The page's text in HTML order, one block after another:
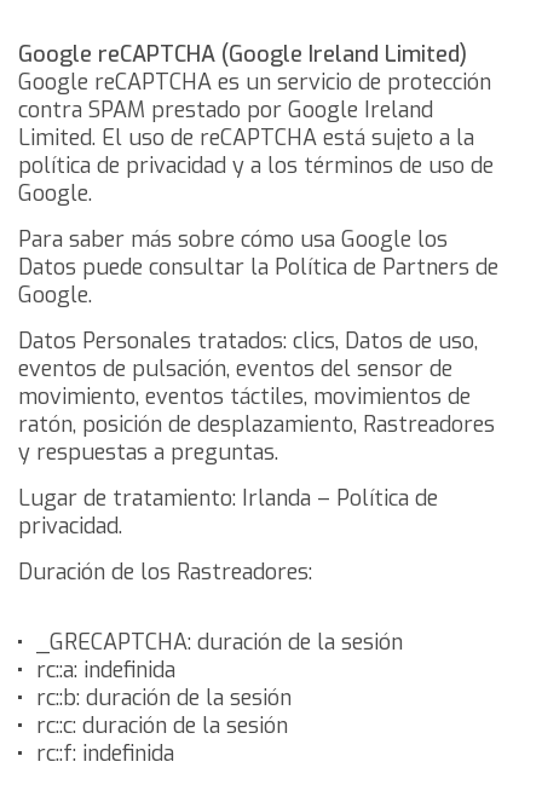
Google reCAPTCHA (Google Ireland Limited)
Google reCAPTCHA es un servicio de protección
contra SPAM prestado por Google Ireland
Limited. El uso de reCAPTCHA está sujeto a la
política de privacidad y a los términos de uso de
Google.
Para saber más sobre cómo usa Google los
Datos puede consultar la Política de Partners de
Google.
Datos Personales tratados: clics, Datos de uso,
eventos de pulsación, eventos del sensor de
movimiento, eventos táctiles, movimientos de
ratón, posición de desplazamiento, Rastreadores
y respuestas a preguntas.
Lugar de tratamiento: Irlanda – Política de
privacidad.
Duración de los Rastreadores:
_GRECAPTCHA: duración de la sesión
rc::a: indefinida
rc::b: duración de la sesión
rc::c: duración de la sesión
rc::f: indefinida